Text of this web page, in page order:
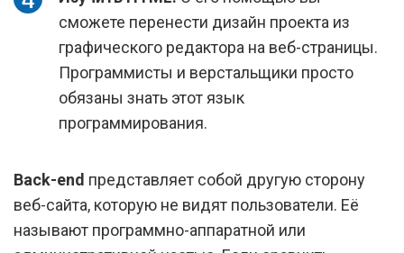
сможете перенести дизайн проекта из
графического редактора на веб-страницы.
Программисты и верстальщики просто
обязаны знать этот язык
программирования.
Back-end представляет собой другую сторону
веб-сайта, которую не видят пользователи. Её
называют программно-аппаратной или